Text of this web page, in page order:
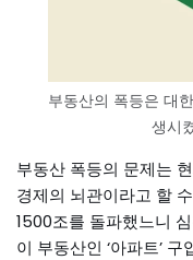
부동산의 폭등은 대
생시
부동산 폭등의 문제는
경제의 뇌관이라고 할
1500조를 돌파했느니
이 부동산인 ‘아파트’